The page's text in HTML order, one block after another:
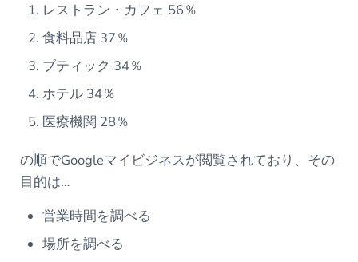
レストラン・カフェ 56％
食料品店 37％
ブティック 34％
ホテル 34％
医療機関 28％
の順でGoogleマイビジネスが閲覧されており、その
目的は…
営業時間を調べる
場所を調べる